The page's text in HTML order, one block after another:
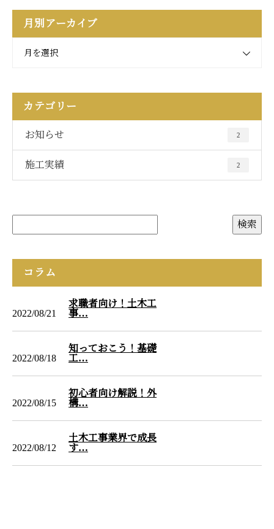
月別アーカイブ
月を選択
カテゴリー
お知らせ 2
施工実績 2
コラム
2022/08/21
求職者向け！土木工
事…
2022/08/18
知っておこう！基礎
工…
2022/08/15
初心者向け解説！外
構…
2022/08/12
土木工事業界で成長
す…